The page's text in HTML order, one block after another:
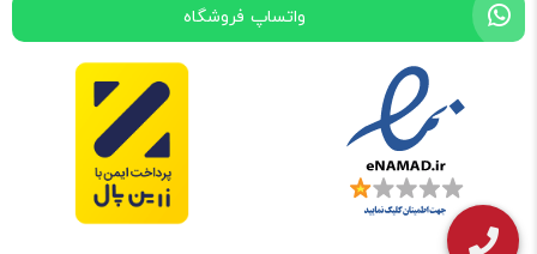
واتساپ فروشگاه